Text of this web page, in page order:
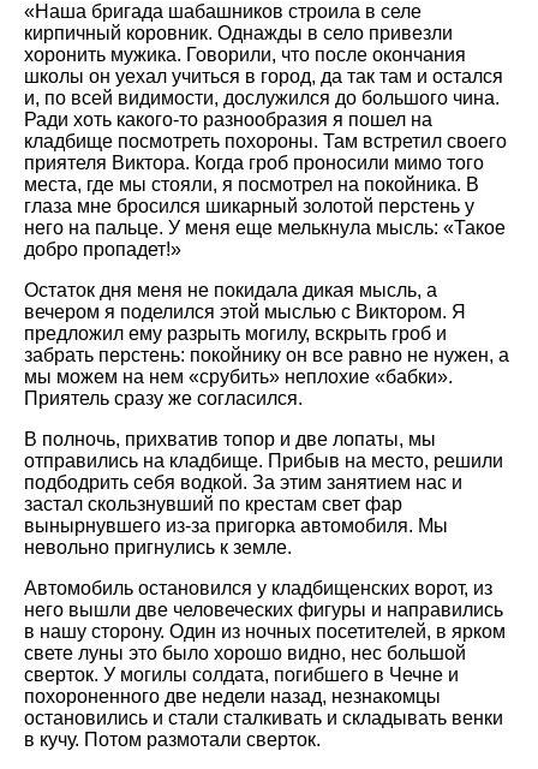
«Наша бригада шабашников строила в селе
кирпичный коровник. Однажды в село привезли
хоронить мужика. Говорили, что после окончания
школы он уехал учиться в город, да так там и остался
и, по всей видимости, дослужился до большого чина.
Ради хоть какого-то разнообразия я пошел на
кладбище посмотреть похороны. Там встретил своего
приятеля Виктора. Когда гроб проносили мимо того
места, где мы стояли, я посмотрел на покойника. В
глаза мне бросился шикарный золотой перстень у
него на пальце. У меня еще мелькнула мысль: «Такое
добро пропадет!»
Остаток дня меня не покидала дикая мысль, а
вечером я поделился этой мыслью с Виктором. Я
предложил ему разрыть могилу, вскрыть гроб и
забрать перстень: покойнику он все равно не нужен, а
мы можем на нем «срубить» неплохие «бабки».
Приятель сразу же согласился.
В полночь, прихватив топор и две лопаты, мы
отправились на кладбище. Прибыв на место, решили
подбодрить себя водкой. За этим занятием нас и
застал скользнувший по крестам свет фар
вынырнувшего из-за пригорка автомобиля. Мы
невольно пригнулись к земле.
Автомобиль остановился у кладбищенских ворот, из
него вышли две человеческих фигуры и направились
в нашу сторону. Один из ночных посетителей, в ярком
свете луны это было хорошо видно, нес большой
сверток. У могилы солдата, погибшего в Чечне и
похороненного две недели назад, незнакомцы
остановились и стали сталкивать и складывать венки
в кучу. Потом размотали сверток.